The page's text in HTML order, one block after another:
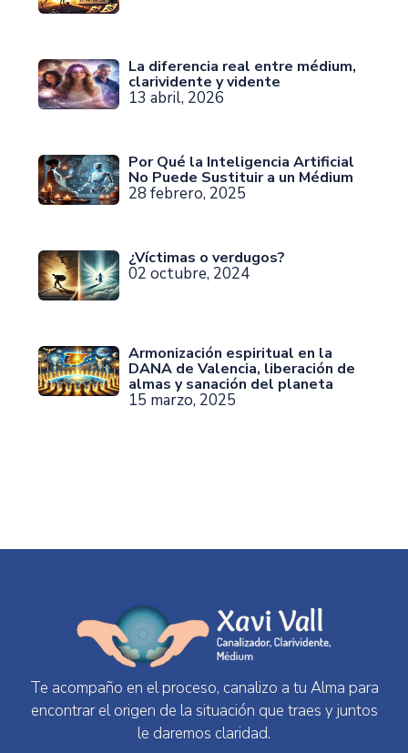
La diferencia real entre médium,
clarividente y vidente
13 abril, 2026
Por Qué la Inteligencia Artificial
No Puede Sustituir a un Médium
28 febrero, 2025
¿Víctimas o verdugos?
02 octubre, 2024
Armonización espiritual en la
DANA de Valencia, liberación de
almas y sanación del planeta
15 marzo, 2025
Te acompaño en el proceso, canalizo a tu Alma para
encontrar el origen de la situación que traes y juntos
le daremos claridad.